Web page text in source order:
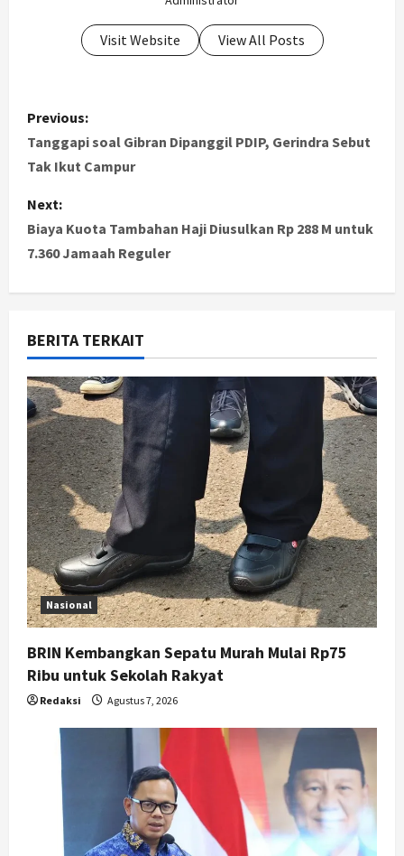
Visit Website View All Posts
P
o
t
n
a
v
i
g
a
t
i
o
n
Previous:
Tanggapi soal Gibran Dipanggil PDIP, Gerindra Sebut
Tak Ikut Campur
Next:
Biaya Kuota Tambahan Haji Diusulkan Rp 288 M untuk
7.360 Jamaah Reguler
BERITA TERKAIT
Nasional
BRIN Kembangkan Sepatu Murah Mulai Rp75
Ribu untuk Sekolah Rakyat
Redaksi Agustus 7, 2026